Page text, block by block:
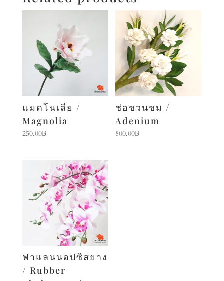
แมคโนเลีย /
Magnolia
250.00฿
ช่อชวนชม /
Adenium
800.00฿
ฟาแลนนอปซิสยาง
/ Rubber